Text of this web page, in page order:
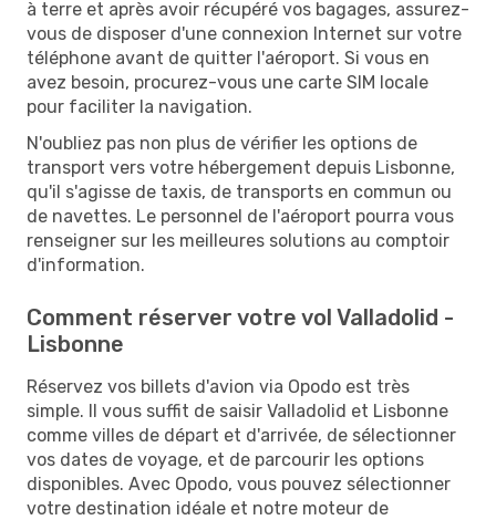
à terre et après avoir récupéré vos bagages, assurez-
vous de disposer d'une connexion Internet sur votre
téléphone avant de quitter l'aéroport. Si vous en
avez besoin, procurez-vous une carte SIM locale
pour faciliter la navigation.
N'oubliez pas non plus de vérifier les options de
transport vers votre hébergement depuis Lisbonne,
qu'il s'agisse de taxis, de transports en commun ou
de navettes. Le personnel de l'aéroport pourra vous
renseigner sur les meilleures solutions au comptoir
d'information.
Comment réserver votre vol Valladolid -
Lisbonne
Réservez vos billets d'avion via Opodo est très
simple. Il vous suffit de saisir Valladolid et Lisbonne
comme villes de départ et d'arrivée, de sélectionner
vos dates de voyage, et de parcourir les options
disponibles. Avec Opodo, vous pouvez sélectionner
votre destination idéale et notre moteur de